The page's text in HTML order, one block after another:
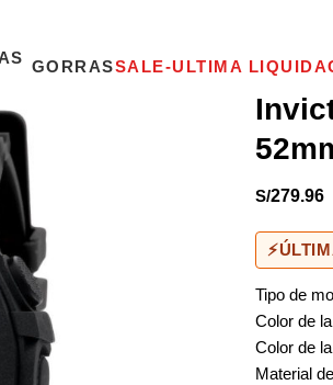
GORRASSALE-ULTIMA
S/279.96
⚡
Tipo de
Color de
Color de
Material